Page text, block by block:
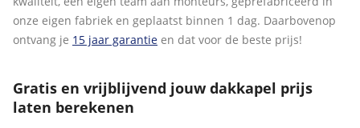
onze eigen fabriek en geplaatst binnen 1 dag. Daarbovenop
ontvang je 15 jaar garantie en dat voor de beste prijs!
Gratis en vrijblijvend jouw dakkapel prijs
laten berekenen